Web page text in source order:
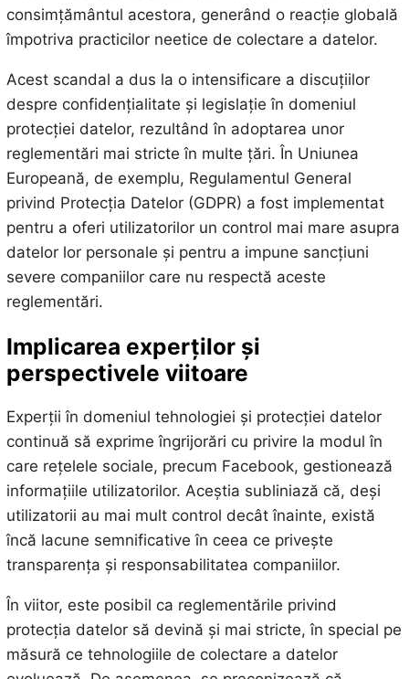
consimțământul acestora, generând o reacție globală
împotriva practicilor neetice de colectare a datelor.
Acest scandal a dus la o intensificare a discuțiilor
despre confidențialitate și legislație în domeniul
protecției datelor, rezultând în adoptarea unor
reglementări mai stricte în multe țări. În Uniunea
Europeană, de exemplu, Regulamentul General
privind Protecția Datelor (GDPR) a fost implementat
pentru a oferi utilizatorilor un control mai mare asupra
datelor lor personale și pentru a impune sancțiuni
severe companiilor care nu respectă aceste
reglementări.
Implicarea experților și
perspectivele viitoare
Experții în domeniul tehnologiei și protecției datelor
continuă să exprime îngrijorări cu privire la modul în
care rețelele sociale, precum Facebook, gestionează
informațiile utilizatorilor. Aceștia subliniază că, deși
utilizatorii au mai mult control decât înainte, există
încă lacune semnificative în ceea ce privește
transparența și responsabilitatea companiilor.
În viitor, este posibil ca reglementările privind
protecția datelor să devină și mai stricte, în special pe
măsură ce tehnologiile de colectare a datelor